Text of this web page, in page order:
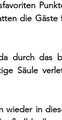
die Gäste
durch das
Säule
wieder in